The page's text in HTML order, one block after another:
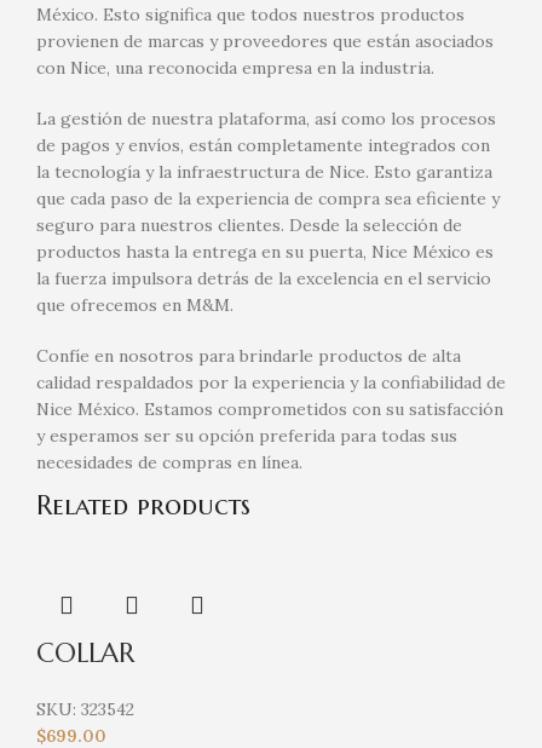
México. Esto significa que todos nuestros productos
provienen de marcas y proveedores que están asociados
con Nice, una reconocida empresa en la industria.
La gestión de nuestra plataforma, así como los procesos
de pagos y envíos, están completamente integrados con
la tecnología y la infraestructura de Nice. Esto garantiza
que cada paso de la experiencia de compra sea eficiente y
seguro para nuestros clientes. Desde la selección de
productos hasta la entrega en su puerta, Nice México es
la fuerza impulsora detrás de la excelencia en el servicio
que ofrecemos en M&M.
Confíe en nosotros para brindarle productos de alta
calidad respaldados por la experiencia y la confiabilidad de
Nice México. Estamos comprometidos con su satisfacción
y esperamos ser su opción preferida para todas sus
necesidades de compras en línea.
Related products
COLLAR
SKU: 323542
$699.00